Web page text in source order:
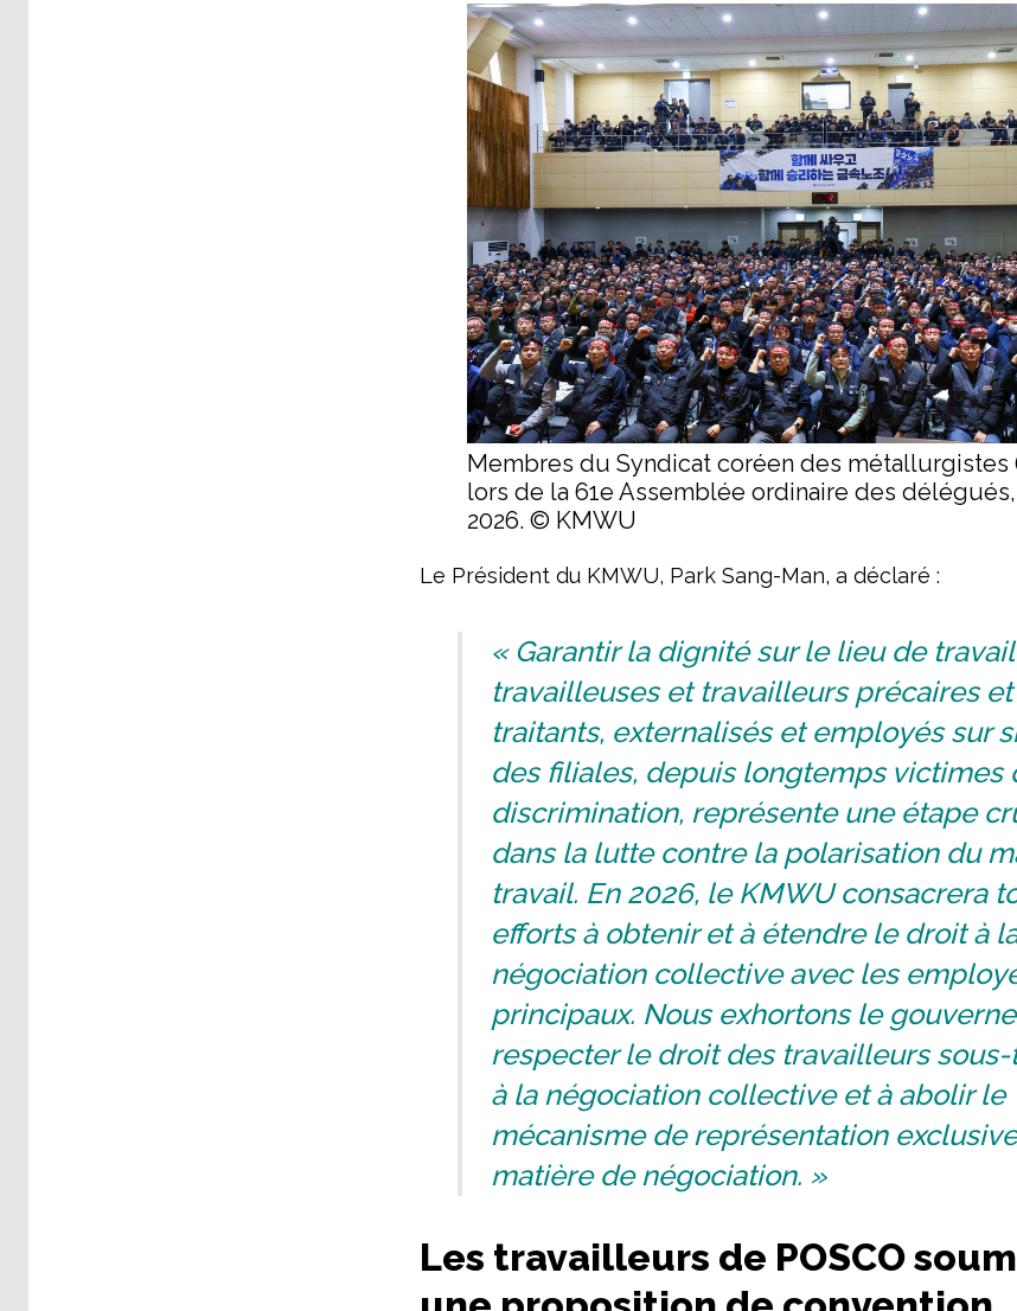
Membres du Syndicat coréen des métallurgistes
lors de la 61e Assemblée ordinaire des
2026. © KMWU
Le Président du KMWU, Park Sang-Man, a déclaré :
« Garantir la dignité sur le lieu de
travailleuses et travailleurs précaires
traitants, externalisés et employés sur
des filiales, depuis longtemps victimes
discrimination, représente une étape
dans la lutte contre la polarisation du
travail. En 2026, le KMWU consacrera
efforts à obtenir et à étendre le droit à
négociation collective avec les
principaux. Nous exhortons le
respecter le droit des travailleurs
à la négociation collective et à abolir le
mécanisme de représentation
matière de négociation. »
Les travailleurs de POSCO